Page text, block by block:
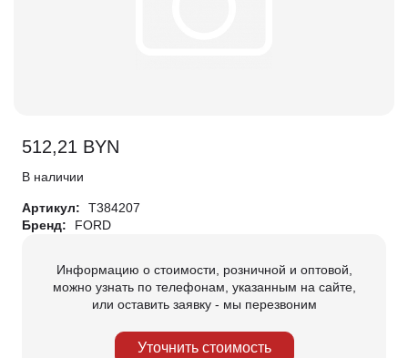
512,21 BYN
В наличии
Артикул:
T384207
Бренд:
FORD
Информацию о стоимости, розничной и оптовой,
можно узнать по телефонам, указанным на сайте,
или оставить заявку - мы перезвоним
Уточнить стоимость